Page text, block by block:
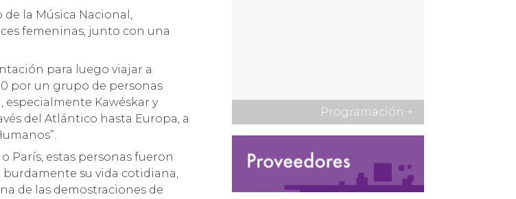
la Música Nacional,
femeninas, junto con una
para luego viajar a
por un grupo de personas
Kawéskar y
del Atlántico hasta Europa, a
París, estas personas fueron
burdamente su vida cotidiana,
de las demostraciones de
Programación +